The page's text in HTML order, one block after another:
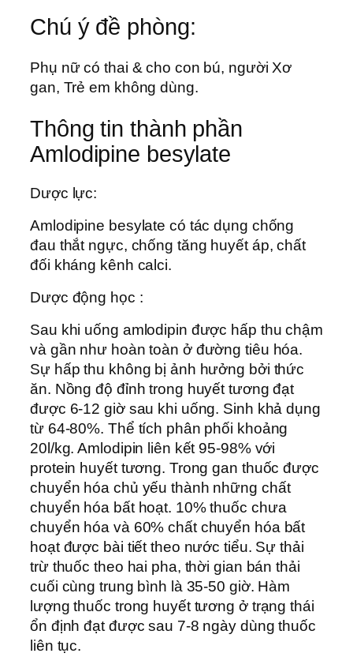
Chú ý đề phòng:
Phụ nữ có thai & cho con bú, người Xơ
gan, Trẻ em không dùng.
Thông tin thành phần
Amlodipine besylate
Dược lực:
Amlodipine besylate có tác dụng chống
đau thắt ngực, chống tăng huyết áp, chất
đối kháng kênh calci.
Dược động học :
Sau khi uống amlodipin được hấp thu chậm
và gần như hoàn toàn ở đường tiêu hóa.
Sự hấp thu không bị ảnh hưởng bởi thức
ăn. Nồng độ đỉnh trong huyết tương đạt
được 6-12 giờ sau khi uống. Sinh khả dụng
từ 64-80%. Thể tích phân phối khoảng
20l/kg. Amlodipin liên kết 95-98% với
protein huyết tương. Trong gan thuốc được
chuyển hóa chủ yếu thành những chất
chuyển hóa bất hoạt. 10% thuốc chưa
chuyển hóa và 60% chất chuyển hóa bất
hoạt được bài tiết theo nước tiểu. Sự thải
trừ thuốc theo hai pha, thời gian bán thải
cuối cùng trung bình là 35-50 giờ. Hàm
lượng thuốc trong huyết tương ở trạng thái
ổn định đạt được sau 7-8 ngày dùng thuốc
liên tục.